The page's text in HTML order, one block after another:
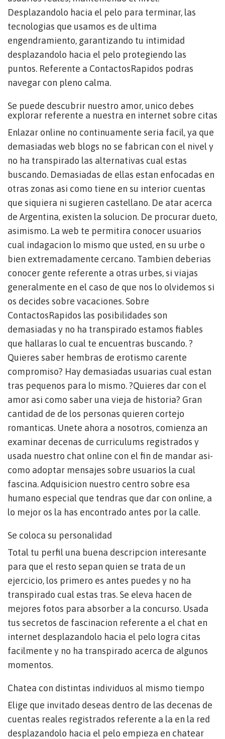
Desplazandolo hacia el pelo para terminar, las
tecnologias que usamos es de ultima
engendramiento, garantizando tu intimidad
desplazandolo hacia el pelo protegiendo las
puntos. Referente a ContactosRapidos podras
navegar con pleno calma.
Se puede descubrir nuestro amor, unico debes
explorar referente a nuestra en internet sobre citas
Enlazar online no continuamente seri­a facil, ya que
demasiadas web blogs no se fabrican con el nivel y
no ha transpirado las alternativas cual estas
buscando. Demasiadas de ellas estan enfocadas en
otras zonas asi­ como tiene en su interior cuentas
que siquiera ni sugieren castellano. De atar acerca
de Argentina, existen la solucion. De procurar dueto,
asimismo. La web te permitira conocer usuarios
cual indagacion lo mismo que usted, en su urbe o
bien extremadamente cercano. Tambien deberias
conocer gente referente a otras urbes, si viajas
generalmente en el caso de que nos lo olvidemos si
os decides sobre vacaciones. Sobre
ContactosRapidos las posibilidades son
demasiadas y no ha transpirado estamos fiables
que hallaras lo cual te encuentras buscando. ?
Quieres saber hembras de erotismo carente
compromiso? Hay demasiadas usuarias cual estan
tras pequenos para lo mismo. ?Quieres dar con el
amor asi­ como saber una vieja de historia? Gran
cantidad de de los personas quieren cortejo
romanticas. Unete ahora a nosotros, comienza an
examinar decenas de curriculums registrados y
usada nuestro chat online con el fin de mandar asi­
como adoptar mensajes sobre usuarios la cual
fascina. Adquisicion nuestro centro sobre esa
humano especial que tendras que dar con online, a
lo mejor os la has encontrado antes por la calle.
Se coloca su personalidad
Total tu perfil una buena descripcion interesante
para que el resto sepan quien se trata de un
ejercicio, los primero es antes puedes y no ha
transpirado cual estas tras. Se eleva hacen de
mejores fotos para absorber a la concurso. Usada
tus secretos de fascinacion referente a el chat en
internet desplazandolo hacia el pelo logra citas
facilmente y no ha transpirado acerca de algunos
momentos.
Chatea con distintas individuos al mismo tiempo
Elige que invitado deseas dentro de las decenas de
cuentas reales registrados referente a la en la red
desplazandolo hacia el pelo empieza en chatear